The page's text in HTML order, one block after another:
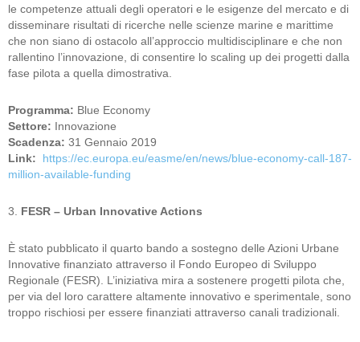
le competenze attuali degli operatori e le esigenze del mercato e di
disseminare risultati di ricerche nelle scienze marine e marittime
che non siano di ostacolo all’approccio multidisciplinare e che non
rallentino l’innovazione, di consentire lo scaling up dei progetti dalla
fase pilota a quella dimostrativa.
Programma: Blue Economy
Settore: Innovazione
Scadenza: 31 Gennaio 2019
Link:
https://ec.europa.eu/easme/en/news/blue-economy-call-187-
million-available-funding
3. FESR – Urban Innovative Actions
È stato pubblicato il quarto bando a sostegno delle Azioni Urbane
Innovative finanziato attraverso il Fondo Europeo di Sviluppo
Regionale (FESR). L’iniziativa mira a sostenere progetti pilota che,
per via del loro carattere altamente innovativo e sperimentale, sono
troppo rischiosi per essere finanziati attraverso canali tradizionali.